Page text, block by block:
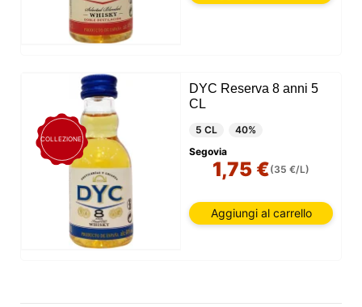
COLLEZIONE
DYC Reserva 8 anni 5
CL
5 CL
40%
Segovia
1,75 €(35 €/L)
Aggiungi al carrello